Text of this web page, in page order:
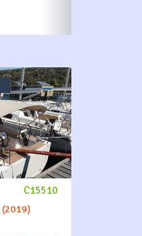
C15510
(2019)